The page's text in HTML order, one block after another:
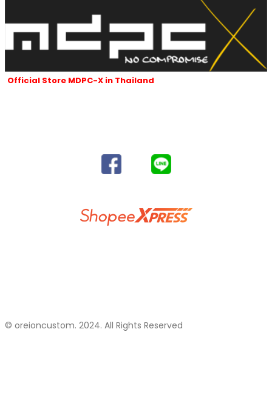
Official Store MDPC-X in Thailand
© oreioncustom. 2024. All Rights Reserved